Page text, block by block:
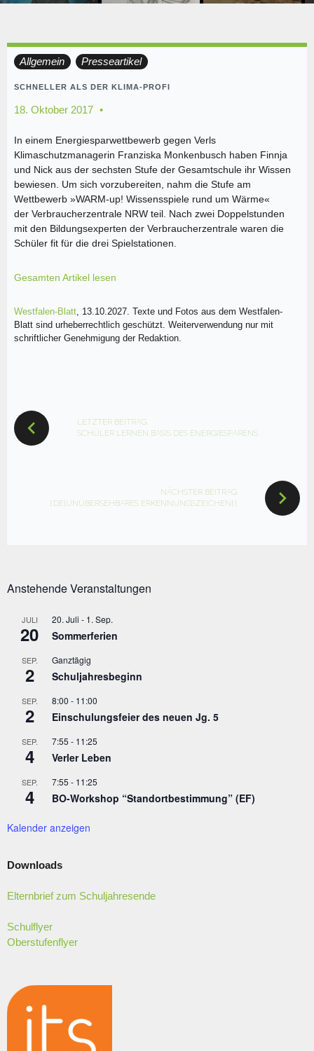
Allgemein Presseartikel
SCHNELLER ALS DER KLIMA-PROFI
18. Oktober 2017
In einem Energiesparwettbewerb gegen Verls
Klimaschutzmanagerin Franziska Monkenbusch haben Finnja
und Nick aus der sechsten Stufe der Gesamtschule ihr Wissen
bewiesen. Um sich vorzubereiten, nahm die Stufe am
Wettbewerb »WARM-up! Wissensspiele rund um Wärme«
der Verbraucherzentrale NRW teil. Nach zwei Doppelstunden
mit den Bildungsexperten der Verbraucherzentrale waren die
Schüler fit für die drei Spielstationen.
Gesamten Artikel lesen
Westfalen-Blatt, 13.10.2027. Texte und Fotos aus dem Westfalen-
Blatt sind urheberrechtlich geschützt. Weiterverwendung nur mit
schriftlicher Genehmigung der Redaktion.
LETZTER BEITRAG
SCHÜLER LERNEN BASIS DES ENERGIESPARENS
NÄCHSTER BEITRAG
[:DE]UNÜBERSEHBARES ERKENNUNGSZEICHEN[:]
Anstehende Veranstaltungen
JULI
20
20. Juli - 1. Sep.
Sommerferien
SEP.
2
Ganztägig
Schuljahresbeginn
SEP.
2
8:00 - 11:00
Einschulungsfeier des neuen Jg. 5
SEP.
4
7:55 - 11:25
Verler Leben
SEP.
4
7:55 - 11:25
BO-Workshop “Standortbestimmung” (EF)
Kalender anzeigen
Downloads
Elternbrief zum Schuljahresende
Schulflyer
Oberstufenflyer